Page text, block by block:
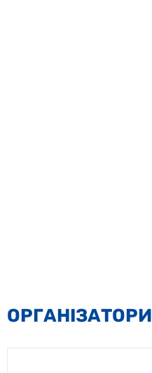
ОРГАНІЗАТОРИ